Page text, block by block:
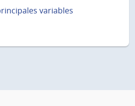
variables